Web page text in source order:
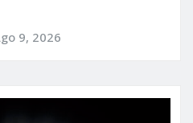
9, 2026